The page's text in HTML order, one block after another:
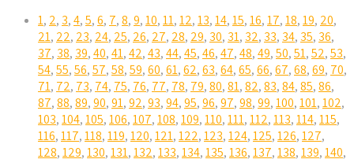
1, 2, 3,4,5,6, 7,8,9,10,11,12,13,14,15,16,17,18,19, 20,
21, 22, 23, 24, 25, 26, 27, 28, 29, 30, 31, 32, 33, 34, 35, 36,
37, 38, 39,40,41,42,43,44,45,46,47,48,49,50,51,52,53,
54,55,56,57,58,59,60,61,62,63,64,65,66,67,68,69, 70,
71, 72, 73, 74, 75, 76, 77, 78, 79,80,81,82,83,84,85,86,
87,88,89,90,91,92,93,94,95,96,97,98,99,100,101,102,
103,104,105,106,107,108,109,110,111,112,113,114,115,
116,117,118,119,120,121,122,123,124,125,126,127,
128,129,130,131,132,133,134,135,136,137,138,139,140,